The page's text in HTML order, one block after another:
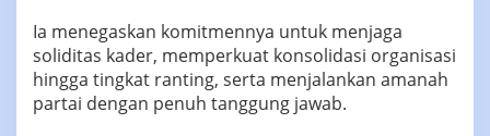
Ia menegaskan komitmennya untuk menjaga
soliditas kader, memperkuat konsolidasi organisasi
hingga tingkat ranting, serta menjalankan amanah
partai dengan penuh tanggung jawab.